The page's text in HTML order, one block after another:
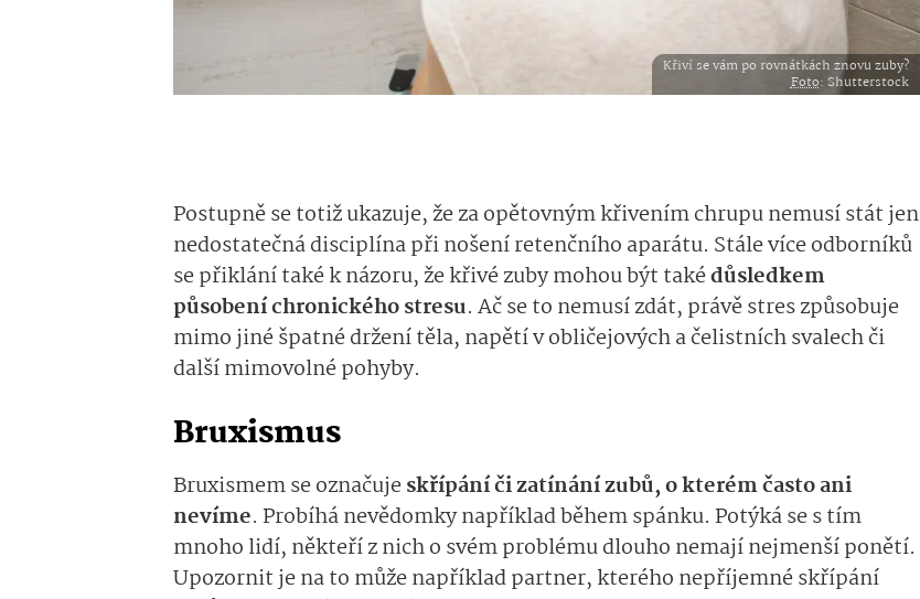
Křiví se vám po rovnátkách znovu zuby?
Foto: Shutterstock
Postupně se totiž ukazuje, že za opětovným křivením chrupunemusí stát jen
nedostatečná disciplína při nošení retenčního aparátu. Stále více odborníků
se přiklání také k názoru, že křivé zuby mohou být takédůsledkem
působení chronického stresu. Ač se to nemusí zdát, právě stres způsobuje
mimo jiné špatné držení těla, napětí v obličejových a čelistních svalech či
další mimovolné pohyby.
Bruxismus
Bruxismem se označujeskřípání či zatínání zubů, o kterém často ani
nevíme. Probíhá nevědomky například během spánku. Potýká se s tím
mnoho lidí, někteří z nich o svém problému dlouho nemají nejmenší ponětí.
Upozornit je na to může například partner, kterého nepříjemné skřípání